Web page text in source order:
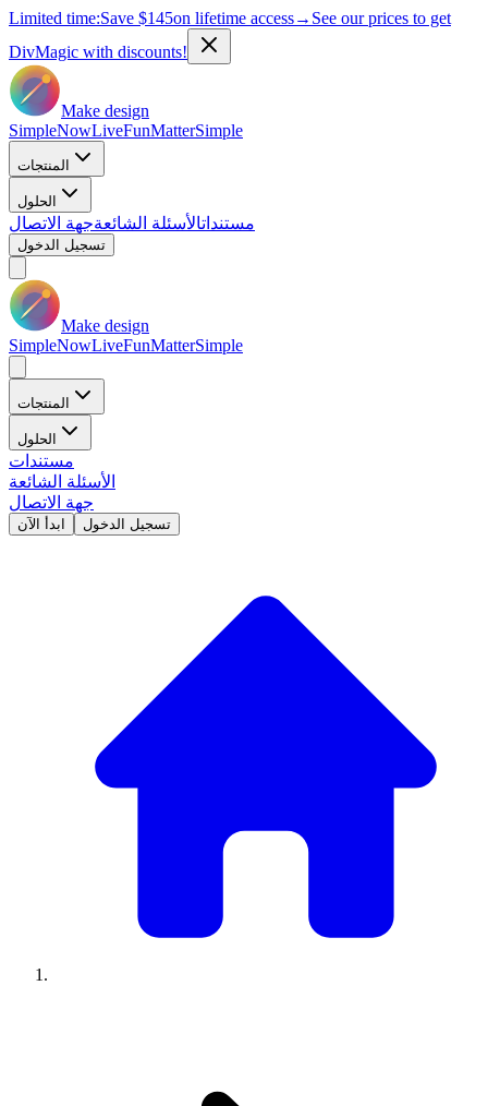
Limited time:Save $145on lifetime access→ See our prices to get
DivMagic with discounts!
Make design
SimpleNowLiveFunMatterSimple
المنتجات
الحلول
مستنداتالأسئلة الشائعةجهة الاتصال
تسجيل الدخول
Make design
SimpleNowLiveFunMatterSimple
المنتجات
الحلول
مستندات
الأسئلة الشائعة
جهة الاتصال
ابدأ الآن تسجيل الدخول